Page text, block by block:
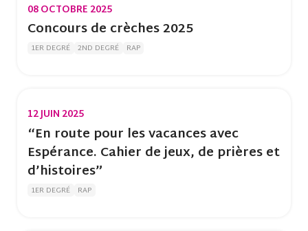
08 OCTOBRE 2025
Concours de crèches 2025
1ER DEGRÉ 2ND DEGRÉ RAP
12 JUIN 2025
“En route pour les vacances avec
Espérance. Cahier de jeux, de prières et
d’histoires”
1ER DEGRÉ RAP